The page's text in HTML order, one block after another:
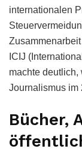
internationalen
ICIJ
machte
Journalismus im
Bücher,